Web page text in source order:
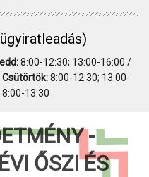
8:00-12:30; 13:00-16:00 /
Csütörtök:8:00-12:30; 13:00-
8:00-13:30
-
ŐSZI ÉS